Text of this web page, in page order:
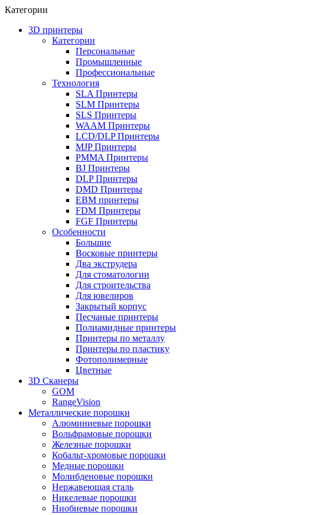
Категории
3D принтеры
Категории
Персональные
Промышленные
Профессиональные
Технология
SLA Принтеры
SLM Принтеры
SLS Принтеры
WAAM Принтеры
LCD/DLP Принтеры
MJP Принтеры
PMMA Принтеры
BJ Принтеры
DLP Принтеры
DMD Принтеры
EBM принтеры
FDM Принтеры
FGF Принтеры
Особенности
Большие
Восковые принтеры
Два экструдера
Для стоматологии
Для строительства
Для ювелиров
Закрытый корпус
Песчаные принтеры
Полиамидные принтеры
Принтеры по металлу
Принтеры по пластику
Фотополимерные
Цветные
3D Сканеры
GOM
RangeVision
Металлические порошки
Алюминиевые порошки
Вольфрамовые порошки
Железные порошки
Кобальт-хромовые порошки
Медные порошки
Молибденовые порошки
Нержавеющая сталь
Никелевые порошки
Ниобиевые порошки